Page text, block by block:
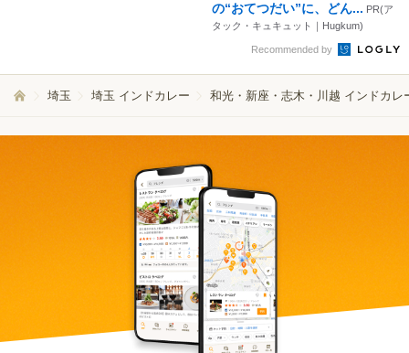
の“おてつだい”に、どん... PR(ア
タック・キュキュット｜Hugkum)
Recommended by
埼玉 埼玉 インドカレー 和光・新座・志木・川越 インドカレ